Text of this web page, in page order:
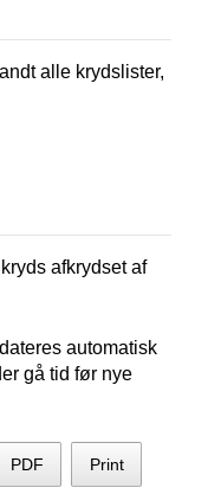
alle krydslister,
kryds afkrydset af
automatisk
gå tid før nye
PDF Print